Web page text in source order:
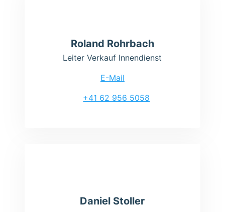
Roland Rohrbach
Leiter Verkauf Innendienst
E-Mail
+41 62 956 5058
Daniel Stoller